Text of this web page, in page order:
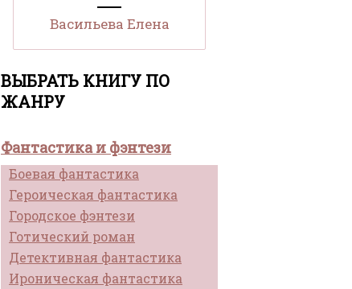
Васильева Елена
ВЫБРАТЬ КНИГУ ПО
ЖАНРУ
Фантастика и фэнтези
Боевая фантастика
Героическая фантастика
Городское фэнтези
Готический роман
Детективная фантастика
Ироническая фантастика